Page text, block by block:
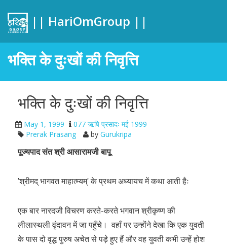
|| HariOmGroup ||
भक्ति के दुःखों की निवृत्ति
भक्ति के दुःखों की निवृत्ति
May 1, 1999
077 ऋषि प्रसादः मई 1999
Prerak Prasang
by Gurukripa
पूज्यपाद संत श्री आसारामजी बापू
ʹश्रीमद् भागवत माहात्म्यम्ʹ के प्रथम अध्यायच में कथा आती हैः
एक बार नारदजी विचरण करते-करते भगवान श्रीकृष्ण की
लीलास्थली वृंदावन में जा पहुँचे। वहाँ पर उन्होंने देखा कि एक युवती
के पास दो वृद्ध पुरुष अचेत से पड़े हुए हैं और वह युवती कभी उन्हें होश